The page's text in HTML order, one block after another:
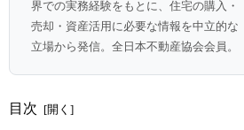
界での実務経験をもとに、住宅の購入・
売却・資産活用に必要な情報を中立的な
立場から発信。全日本不動産協会会員。
目次